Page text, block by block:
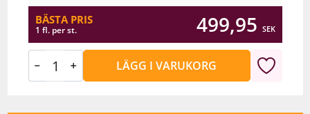
BÄSTA PRIS
1 fl. per st. 499,95 SEK
LÄGG I VARUKORG